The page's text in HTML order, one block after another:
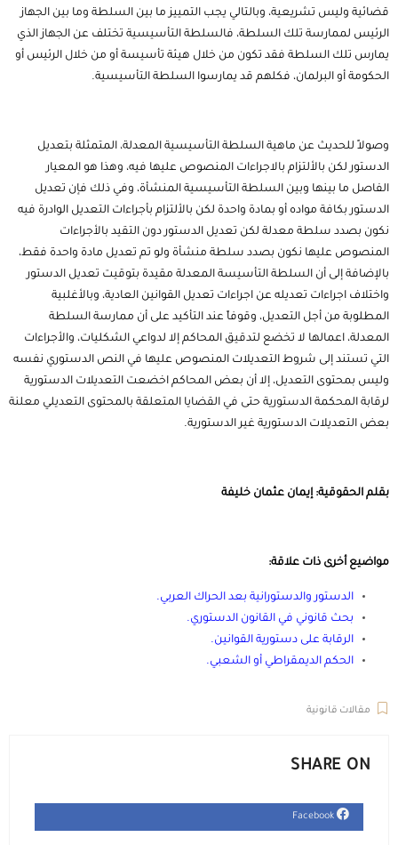
قضائية وليس تشريعية، وبالتالي يجب التمييز ما بين السلطة وما بين الجهاز
الرئيس لممارسة تلك السلطة، فالسلطة التأسيسية تختلف عن الجهاز الذي
يمارس تلك السلطة فقد تكون من خلال هيئة تأسيسة أو من خلال الرئيس أو
الحكومة أو البرلمان، فكلهم قد يمارسوا السلطة التأسيسية.
وصولاً للحديث عن ماهية السلطة التأسيسية المعدلة، المتمثلة بتعديل
الدستور لكن بالألتزام بالاجراءات المنصوص عليها فيه، وهذا هو المعيار
الفاصل ما بينها وبين السلطة التأسيسية المنشأة، وفي ذلك فإن تعديل
الدستور بكافة مواده أو بمادة واحدة لكن بالألتزام بأجراءات التعديل الوادرة فيه
نكون بصدد سلطة معدلة لكن تعديل الدستور دون التقيد بالأجراءات
المنصوص عليها نكون بصدد سلطة منشأة ولو تم تعديل مادة واحدة فقط،
بالإضافة إلى أن السلطة التأسيسة المعدلة مقيدة بتوقيت تعديل الدستور
واختلاف اجراءات تعديله عن اجراءات تعديل القوانين العادية، وبالأغلبية
المطلوبة من أجل التعديل، وقوفاً عند التأكيد على أن ممارسة السلطة
المعدلة، اعمالها لا تخضع لتدقيق المحاكم إلا لدواعي الشكليات، والأجراءات
التي تستند إلى شروط التعديلات المنصوص عليها في النص الدستوري نفسه
وليس بمحتوى التعديل، إلا أن بعض المحاكم اخضعت التعديلات الدستورية
لرقابة المحكمة الدستورية حتى في القضايا المتعلقة بالمحتوى التعديلي معلنة
بعض التعديلات الدستورية غير الدستورية.
بقلم الحقوقية: إيمان عثمان خليفة
مواضيع أخرى ذات علاقة:
الدستور والدستورانية بعد الحراك العربي.
بحث قانوني في القانون الدستوري.
الرقابة على دستورية القوانين.
الحكم الديمقراطي أو الشعبي.
مقالات قانونية
SHARE ON